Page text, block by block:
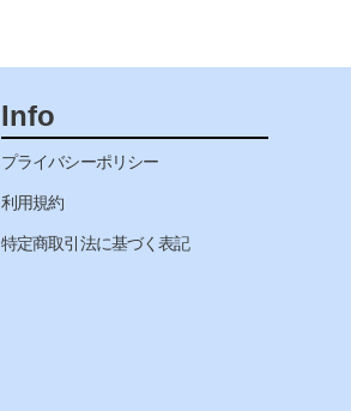
Info
プライバシーポリシー
利用規約
特定商取引法に基づく表記